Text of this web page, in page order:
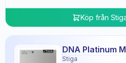
Köp från
DNA Platinum M
Stiga